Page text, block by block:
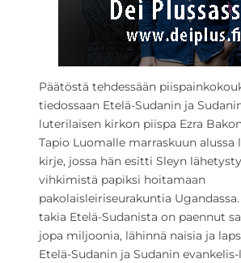
Päätöstä tehdessään
tiedossaan Etelä-Sudanin ja
luterilaisen kirkon piispa Ezra
Tapio Luomalle marraskuun alussa
kirje, jossa hän esitti Sleyn
vihkimistä papiksi hoitamaan
pakolaisleiriseurakuntia
takia Etelä-Sudanista on paennut
jopa miljoonia, lähinnä naisia ja
Etelä-Sudanin ja Sudanin